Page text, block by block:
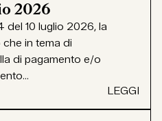
2026
del 10 luglio 2026, la
in tema di
di pagamento e/o
LEGGI